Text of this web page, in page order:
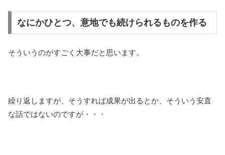
なにかひとつ、意地でも続けられるものを作る
そういうのがすごく大事だと思います。
繰り返しますが、そうすれば成果が出るとか、そういう安直
な話ではないのですが・・・